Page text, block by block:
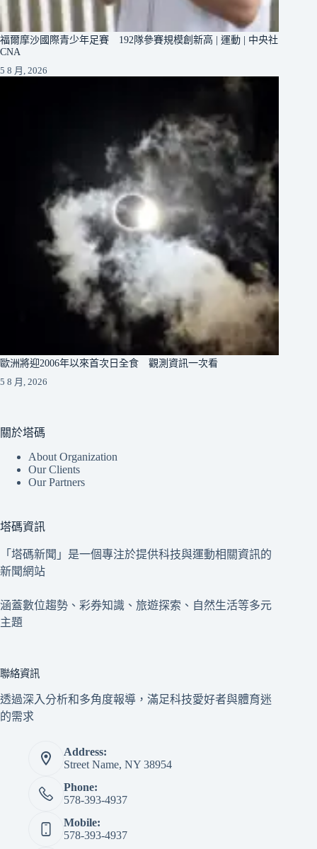
福爾摩沙國際青少年足賽 192隊參賽規模創新高 | 運動 | 中央社
CNA
5 8 月, 2026
歐洲將迎2006年以來首次日全食 觀測資訊一次看
5 8 月, 2026
關於塔碼
About Organization
Our Clients
Our Partners
塔碼資訊
「塔碼新聞」是一個專注於提供科技與運動相關資訊的
新聞網站
涵蓋數位趨勢、彩券知識、旅遊探索、自然生活等多元
主題
聯絡資訊
透過深入分析和多角度報導，滿足科技愛好者與體育迷
的需求
Address:
Street Name, NY 38954
Phone:
578-393-4937
Mobile:
578-393-4937